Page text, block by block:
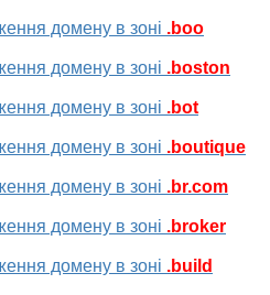
домену в зоні .boo
домену в зоні .boston
домену в зоні .bot
домену в зоні .boutique
домену в зоні .br.com
домену в зоні .broker
домену в зоні .build